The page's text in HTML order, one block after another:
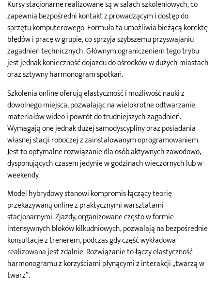
Kursy stacjonarne realizowane są w salach szkoleniowych, co
zapewnia bezpośredni kontakt z prowadzącym i dostęp do
sprzętu komputerowego. Formuła ta umożliwia bieżącą korektę
błędów i pracę w grupie, co sprzyja szybszemu przyswajaniu
zagadnień technicznych. Głównym ograniczeniem tego trybu
jest jednak konieczność dojazdu do ośrodków w dużych miastach
oraz sztywny harmonogram spotkań.
Szkolenia online oferują elastyczność i możliwość nauki z
dowolnego miejsca, pozwalając na wielokrotne odtwarzanie
materiałów wideo i powrót do trudniejszych zagadnień.
Wymagają one jednak dużej samodyscypliny oraz posiadania
własnej stacji roboczej z zainstalowanym oprogramowaniem.
Jest to optymalne rozwiązanie dla osób aktywnych zawodowo,
dysponujących czasem jedynie w godzinach wieczornych lub w
weekendy.
Model hybrydowy stanowi kompromis łączący teorię
przekazywaną online z praktycznymi warsztatami
stacjonarnymi. Zjazdy, organizowane często w formie
intensywnych bloków kilkudniowych, pozwalają na bezpośrednie
konsultacje z trenerem, podczas gdy część wykładowa
realizowana jest zdalnie. Rozwiązanie to łączy elastyczność
harmonogramu z korzyściami płynącymi z interakcji „twarzą w
twarz”.